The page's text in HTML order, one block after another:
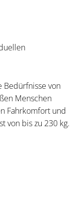
Bedürfnisse von
Menschen
Fahrkomfort und
von bis zu 230 kg.